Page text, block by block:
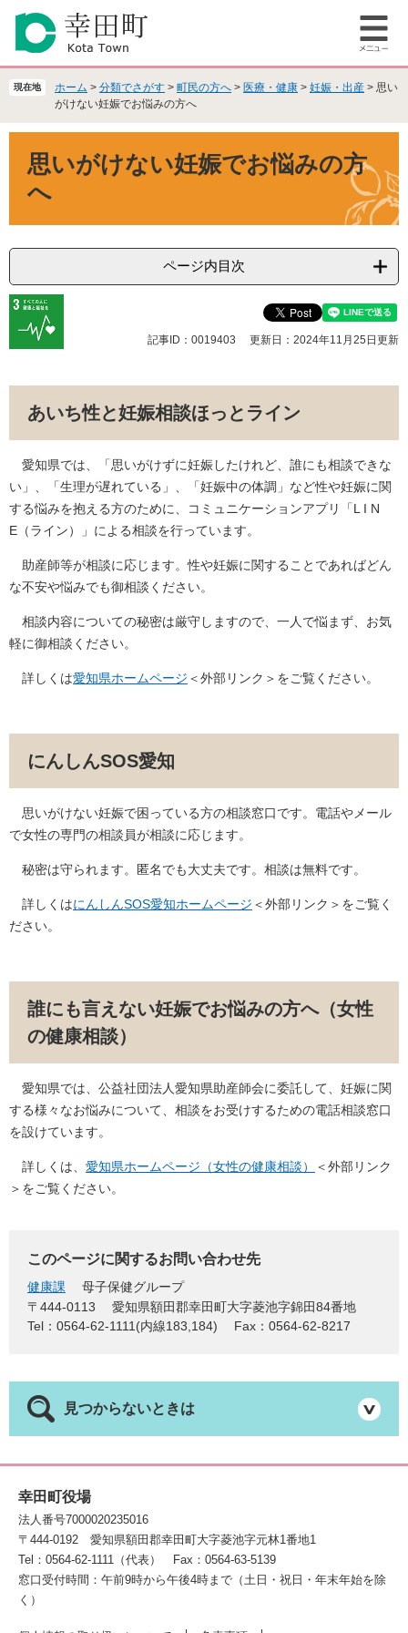
の
で
ー
ば
メ
ー
現在地 ホーム > 分類でさがす > 町民の方へ > 医療・健康 > 妊娠・出産 > 思い
がけない妊娠でお悩みの方へ
思いがけない妊娠でお悩みの方
へ
ページ内目次
記事ID：0019403 更新日：2024年11月25日更新
あいち性と妊娠相談ほっとライン
愛知県では、「思いがけずに妊娠したけれど、誰にも相談できな
い」、「生理が遅れている」、「妊娠中の体調」など性や妊娠に関
する悩みを抱える方のために、コミュニケーションアプリ「L I N
E（ライン）」による相談を行っています。
助産師等が相談に応じます。性や妊娠に関することであればどん
な不安や悩みでも御相談ください。
相談内容についての秘密は厳守しますので、一人で悩まず、お気
軽に御相談ください。
詳しくは愛知県ホームページ ＜外部リンク＞ をご覧ください。
にんしんSOS愛知
思いがけない妊娠で困っている方の相談窓口です。電話やメール
で女性の専門の相談員が相談に応じます。
秘密は守られます。匿名でも大丈夫です。相談は無料です。
詳しくはにんしんSOS愛知ホームページ ＜外部リンク＞ をご覧く
ださい。
誰にも言えない妊娠でお悩みの方へ（女性
の健康相談）
愛知県では、公益社団法人愛知県助産師会に委託して、妊娠に関
する様々なお悩みについて、相談をお受けするための電話相談窓口
を設けています。
詳しくは、 愛知県ホームページ（女性の健康相談）
＜外部リンク
＞ をご覧ください。
このページに関するお問い合わせ先
健康課
母子保健グループ
〒444-0113
愛知県額田郡幸田町大字菱池字錦田84番地
Tel：0564-62-1111(内線183,184)
Fax：0564-62-8217
見つからないときは
幸田町役場
法人番号7000020235016
〒444-0192
愛知県額田郡幸田町大字菱池字元林1番地1
Tel：0564-62-1111（代表）
Fax：0564-63-5139
窓口受付時間：午前9時から午後4時まで（土日・祝日・年末年始を除
く）